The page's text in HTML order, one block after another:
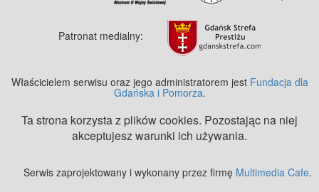
Patronat medialny:
Właścicielem serwisu oraz jego administratorem jest Fundacja dla
Gdańska i Pomorza.
Ta strona korzysta z plików cookies. Pozostając na niej
akceptujesz warunki ich używania.
Serwis zaprojektowany i wykonany przez firmę Multimedia Cafe.